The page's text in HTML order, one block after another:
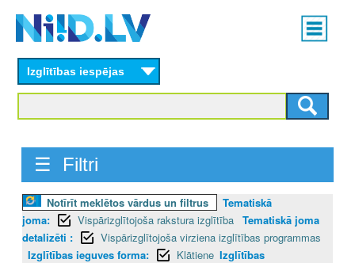
content
Main
menu
Izglītības iespējas
☰ Filtri
Notīrīt meklētos vārdus un filtrus
Tematiskā
joma:
Vispārizglītojoša rakstura izglītība Tematiskā joma
detalizēti :
Vispārizglītojoša virziena izglītības programmas
Izglītības ieguves forma:
Klātiene Izglītības